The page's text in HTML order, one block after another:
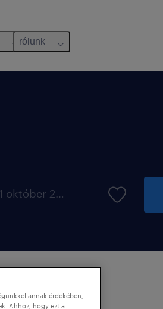
rólunk
elérhető eddig: 31 október 2026
annak érdekében,
Ahhoz, hogy ezt a